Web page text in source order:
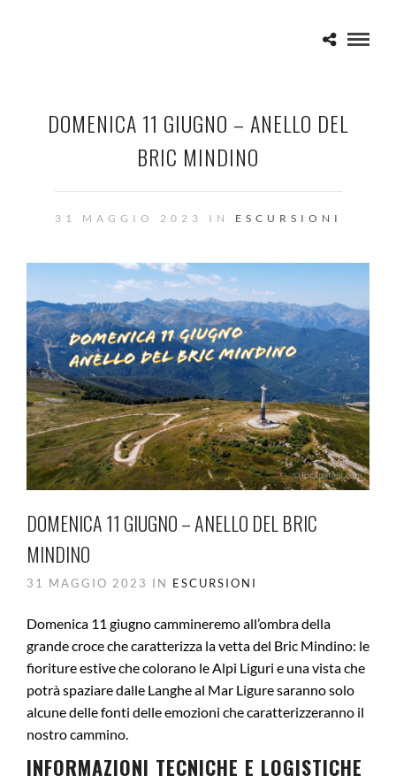
DOMENICA 11 GIUGNO – ANELLO DEL
BRIC MINDINO
31 MAGGIO 2023 IN ESCURSIONI
DOMENICA 11 GIUGNO – ANELLO DEL BRIC
MINDINO
31 MAGGIO 2023 IN ESCURSIONI
Domenica 11 giugno cammineremo all’ombra della
grande croce che caratterizza la vetta del Bric Mindino: le
fioriture estive che colorano le Alpi Liguri e una vista che
potrà spaziare dalle Langhe al Mar Ligure saranno solo
alcune delle fonti delle emozioni che caratterizzeranno il
nostro cammino.
INFORMAZIONI TECNICHE E LOGISTICHE